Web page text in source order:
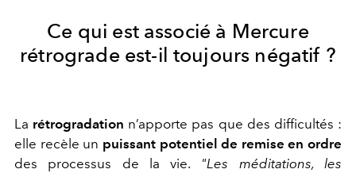
Ce qui est associé à Mercure
rétrograde est-il toujours négatif ?
La rétrogradation n’apporte pas que des difficultés :
elle recèle un puissant potentiel de remise en ordre
des processus de la vie.
"Les méditations, les